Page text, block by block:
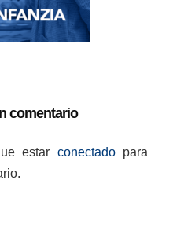
comentario
estar conectadopara